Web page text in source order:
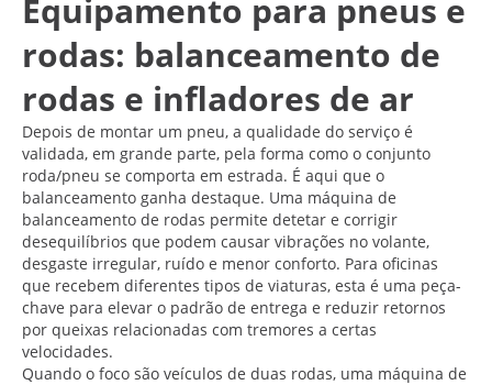
Equipamento para pneus e
rodas: balanceamento de
rodas e infladores de ar
Depois de montar um pneu, a qualidade do serviço é
validada, em grande parte, pela forma como o conjunto
roda/pneu se comporta em estrada. É aqui que o
balanceamento ganha destaque. Uma máquina de
balanceamento de rodas permite detetar e corrigir
desequilíbrios que podem causar vibrações no volante,
desgaste irregular, ruído e menor conforto. Para oficinas
que recebem diferentes tipos de viaturas, esta é uma peça-
chave para elevar o padrão de entrega e reduzir retornos
por queixas relacionadas com tremores a certas
velocidades.
Quando o foco são veículos de duas rodas, uma máquina de